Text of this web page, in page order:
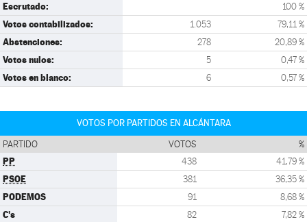
Escrutado: 100 %
Votos contabilizados: 1.053 79,11 %
Abstenciones: 278 20,89 %
Votos nulos: 5 0,47 %
Votos en blanco: 6 0,57 %
VOTOS POR PARTIDOS EN ALCÁNTARA
PARTIDO VOTOS %
PP 438 41,79 %
PSOE 381 36,35 %
PODEMOS 91 8,68 %
C's 82 7,82 %